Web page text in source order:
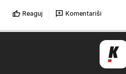
Reaguj Komentariši